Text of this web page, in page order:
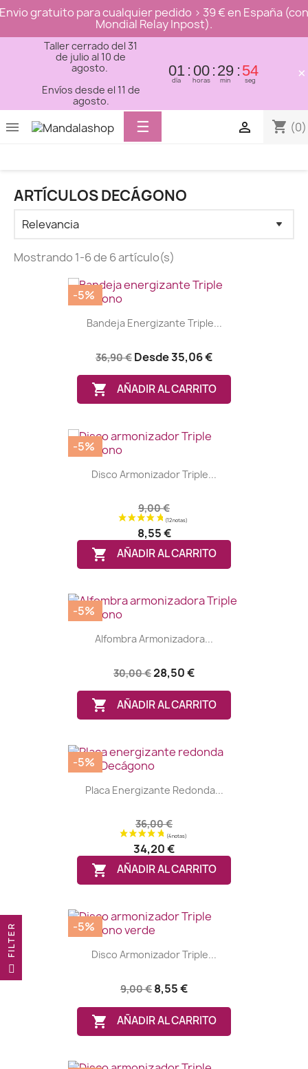
Envio gratuito para cualquier pedido > 39 € en España (con
Mondial Relay Inpost).
Taller cerrado del 31
de julio al 10 de
agosto.
Envíos desde el 11 de
agosto.
01
día
00
horas
29
min
54
seg ×
 shopping_cart (0)

Toggle
navigation
☰
ARTÍCULOS DECÁGONO
Mostrando 1-6 de 6 artículo(s)
Bandeja Energizante Triple...
36,90 € Desde35,06 €
 AÑADIR AL CARRITO
-5%
Disco Armonizador Triple...
9,00 €
8,55 €
 AÑADIR AL CARRITO
-5%
Alfombra Armonizadora...
30,00 €28,50 €
 AÑADIR AL CARRITO
-5%
Placa Energizante Redonda...
36,00 €
34,20 €
 AÑADIR AL CARRITO
-5%
Disco Armonizador Triple...
9,00 € 8,55 €
 AÑADIR AL CARRITO
-5%
R